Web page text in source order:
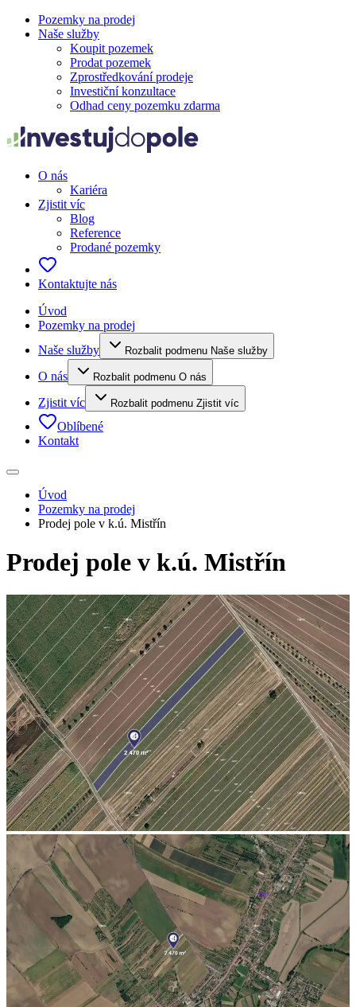
Pozemky na prodej
Naše služby
Koupit pozemek
Prodat pozemek
Zprostředkování prodeje
Investiční konzultace
Odhad ceny pozemku zdarma
O nás
Kariéra
Zjistit víc
Blog
Reference
Prodané pozemky
Kontaktujte nás
Úvod
Pozemky na prodej
Naše služby
Rozbalit podmenu Naše služby
O nás Rozbalit podmenu O nás
Zjistit víc Rozbalit podmenu Zjistit víc
Oblíbené
Kontakt
Úvod
Pozemky na prodej
Prodej pole v k.ú. Mistřín
Prodej pole v k.ú. Mistřín